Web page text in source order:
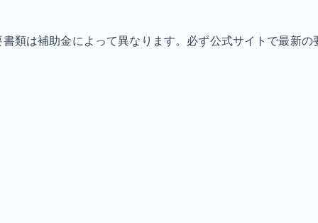
類は補助金によって異なります。必ず公式サイトで最新の